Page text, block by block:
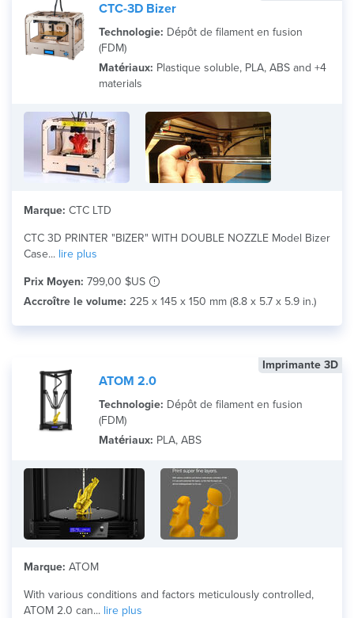
CTC-3D Bizer
Technologie: Dépôt de filament en fusion
(FDM)
Matériaux: Plastique soluble, PLA, ABS and +4
materials
Marque: CTC LTD
CTC 3D PRINTER "BIZER" WITH DOUBLE NOZZLE Model Bizer
Case... lire plus
Prix Moyen: 799,00 $US
Accroître le volume: 225 x 145 x 150 mm (8.8 x 5.7 x 5.9 in.)
Imprimante 3D
ATOM 2.0
Technologie: Dépôt de filament en fusion
(FDM)
Matériaux: PLA, ABS
Marque: ATOM
With various conditions and factors meticulously controlled,
ATOM 2.0 can... lire plus